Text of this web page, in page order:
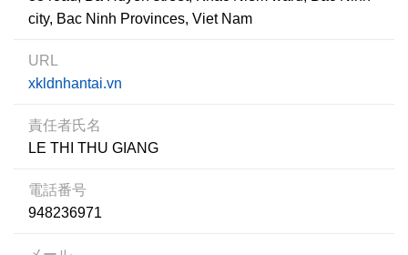
city, Bac Ninh Provinces, Viet Nam
URL
xkldnhantai.vn
責任者氏名
LE THI THU GIANG
電話番号
948236971